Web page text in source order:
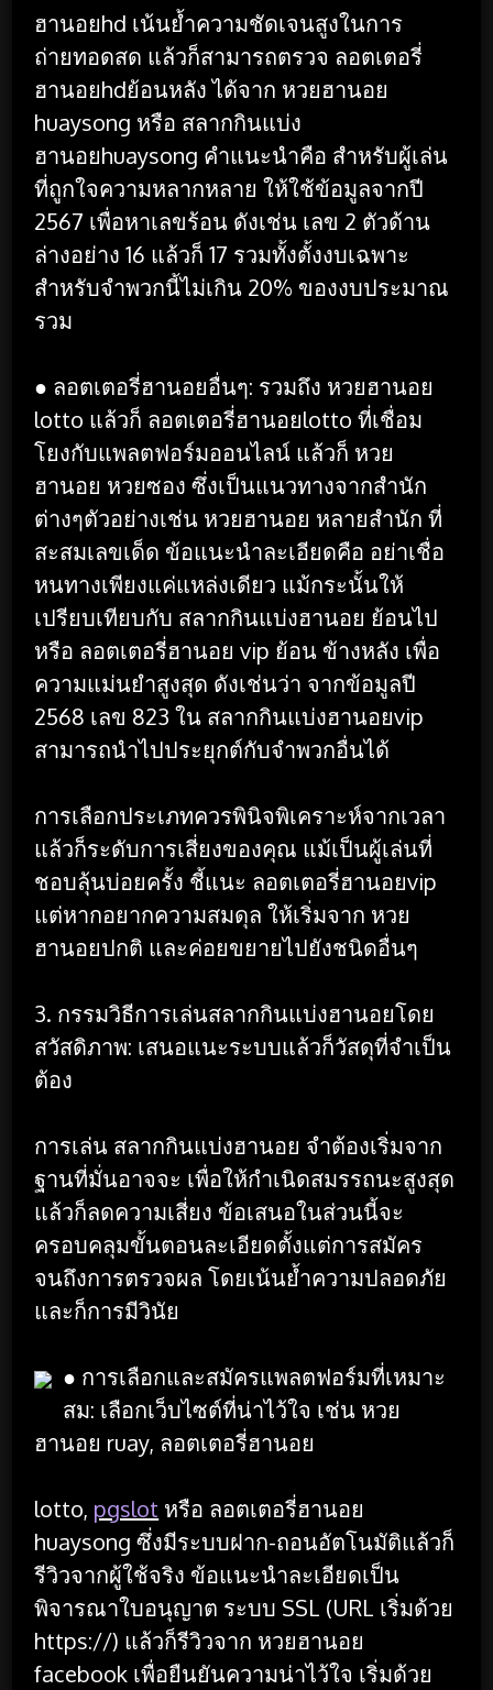
ฮานอยhd เน้นย้ำความชัดเจนสูงในการ
ถ่ายทอดสด แล้วก็สามารถตรวจ ลอตเตอรี่
ฮานอยhdย้อนหลัง ได้จาก หวยฮานอย
huaysong หรือ สลากกินแบ่ง
ฮานอยhuaysong คำแนะนำคือ สำหรับผู้เล่น
ที่ถูกใจความหลากหลาย ให้ใช้ข้อมูลจากปี
2567 เพื่อหาเลขร้อน ดังเช่น เลข 2 ตัวด้าน
ล่างอย่าง 16 แล้วก็ 17 รวมทั้งตั้งงบเฉพาะ
สำหรับจำพวกนี้ไม่เกิน 20% ของงบประมาณ
รวม
● ลอตเตอรี่ฮานอยอื่นๆ: รวมถึง หวยฮานอย
lotto แล้วก็ ลอตเตอรี่ฮานอยlotto ที่เชื่อม
โยงกับแพลตฟอร์มออนไลน์ แล้วก็ หวย
ฮานอย หวยซอง ซึ่งเป็นแนวทางจากสำนัก
ต่างๆตัวอย่างเช่น หวยฮานอย หลายสํานัก ที่
สะสมเลขเด็ด ข้อแนะนำละเอียดคือ อย่าเชื่อ
หนทางเพียงแค่แหล่งเดียว แม้กระนั้นให้
เปรียบเทียบกับ สลากกินแบ่งฮานอย ย้อนไป
หรือ ลอตเตอรี่ฮานอย vip ย้อน ข้างหลัง เพื่อ
ความแม่นยำสูงสุด ดังเช่นว่า จากข้อมูลปี
2568 เลข 823 ใน สลากกินแบ่งฮานอยvip
สามารถนำไปประยุกต์กับจำพวกอื่นได้
การเลือกประเภทควรพินิจพิเคราะห์จากเวลา
แล้วก็ระดับการเสี่ยงของคุณ แม้เป็นผู้เล่นที่
ชอบลุ้นบ่อยครั้ง ชี้แนะ ลอตเตอรี่ฮานอยvip
แต่หากอยากความสมดุล ให้เริ่มจาก หวย
ฮานอยปกติ และค่อยขยายไปยังชนิดอื่นๆ
3. กรรมวิธีการเล่นสลากกินแบ่งฮานอยโดย
สวัสดิภาพ: เสนอแนะระบบแล้วก็วัสดุที่จำเป็น
ต้อง
การเล่น สลากกินแบ่งฮานอย จำต้องเริ่มจาก
ฐานที่มั่นอาจจะ เพื่อให้กำเนิดสมรรถนะสูงสุด
แล้วก็ลดความเสี่ยง ข้อเสนอในส่วนนี้จะ
ครอบคลุมขั้นตอนละเอียดตั้งแต่การสมัคร
จนถึงการตรวจผล โดยเน้นย้ำความปลอดภัย
และก็การมีวินัย
● การเลือกและสมัครแพลตฟอร์มที่เหมาะ
สม: เลือกเว็บไซต์ที่น่าไว้ใจ เช่น หวย
ฮานอย ruay, ลอตเตอรี่ฮานอย
lotto, pgslot หรือ ลอตเตอรี่ฮานอย
huaysong ซึ่งมีระบบฝาก-ถอนอัตโนมัติแล้วก็
รีวิวจากผู้ใช้จริง ข้อแนะนำละเอียดเป็น
พิจารณาใบอนุญาต ระบบ SSL (URL เริ่มด้วย
https://) แล้วก็รีวิวจาก หวยฮานอย
facebook เพื่อยืนยันความน่าไว้ใจ เริ่มด้วย